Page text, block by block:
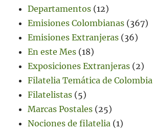
Departamentos (12)
Emisiones Colombianas (367)
Emisiones Extranjeras (36)
En este Mes (18)
Exposiciones Extranjeras (2)
Filatelia Temática de Colombia
Filatelistas (5)
Marcas Postales (25)
Nociones de filatelia (1)